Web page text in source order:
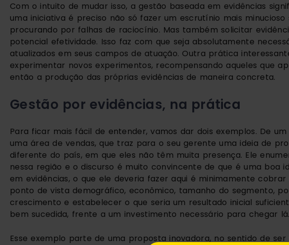
Com o intuito de mudar isso, a gestão baseada em evidências
uma iniciativa é preciso não só fazer um escrutínio mais
procurando por falhas de raciocínio. Mas também solicitar
potencial efetividade. Isso faz com que seja absolutamente
atualizados em seus campos de atuação. Outra prática
experimentar novos experimentos, recompensando aqueles que
então a produção das próprias evidências de maneira concreta.
Gestão por evidências, na prática
Para ficar mais fácil de entender, vamos dar dois exemplos. De
uma área de vendas, que traz para o seu gerente uma ideia de
diferente do país, em que eles não têm muita presença. Ele
nessa região e o discurso é muito convincente de que é uma boa
em evidências, o que ele deveria fazer aqui é minimamente
ponto de vista demográfico, econômico, tamanho do segmento,
crescimento e estabelecer o que seria um resultado inicial
bem sucedida, frente a um investimento necessário para chegar lá.
Esse exemplo parte de uma proposta inovadora, no sentido de